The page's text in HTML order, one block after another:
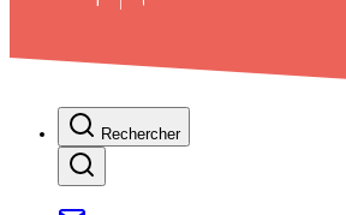
Rechercher